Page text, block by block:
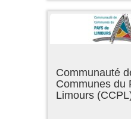
Communauté
Communes du
Limours